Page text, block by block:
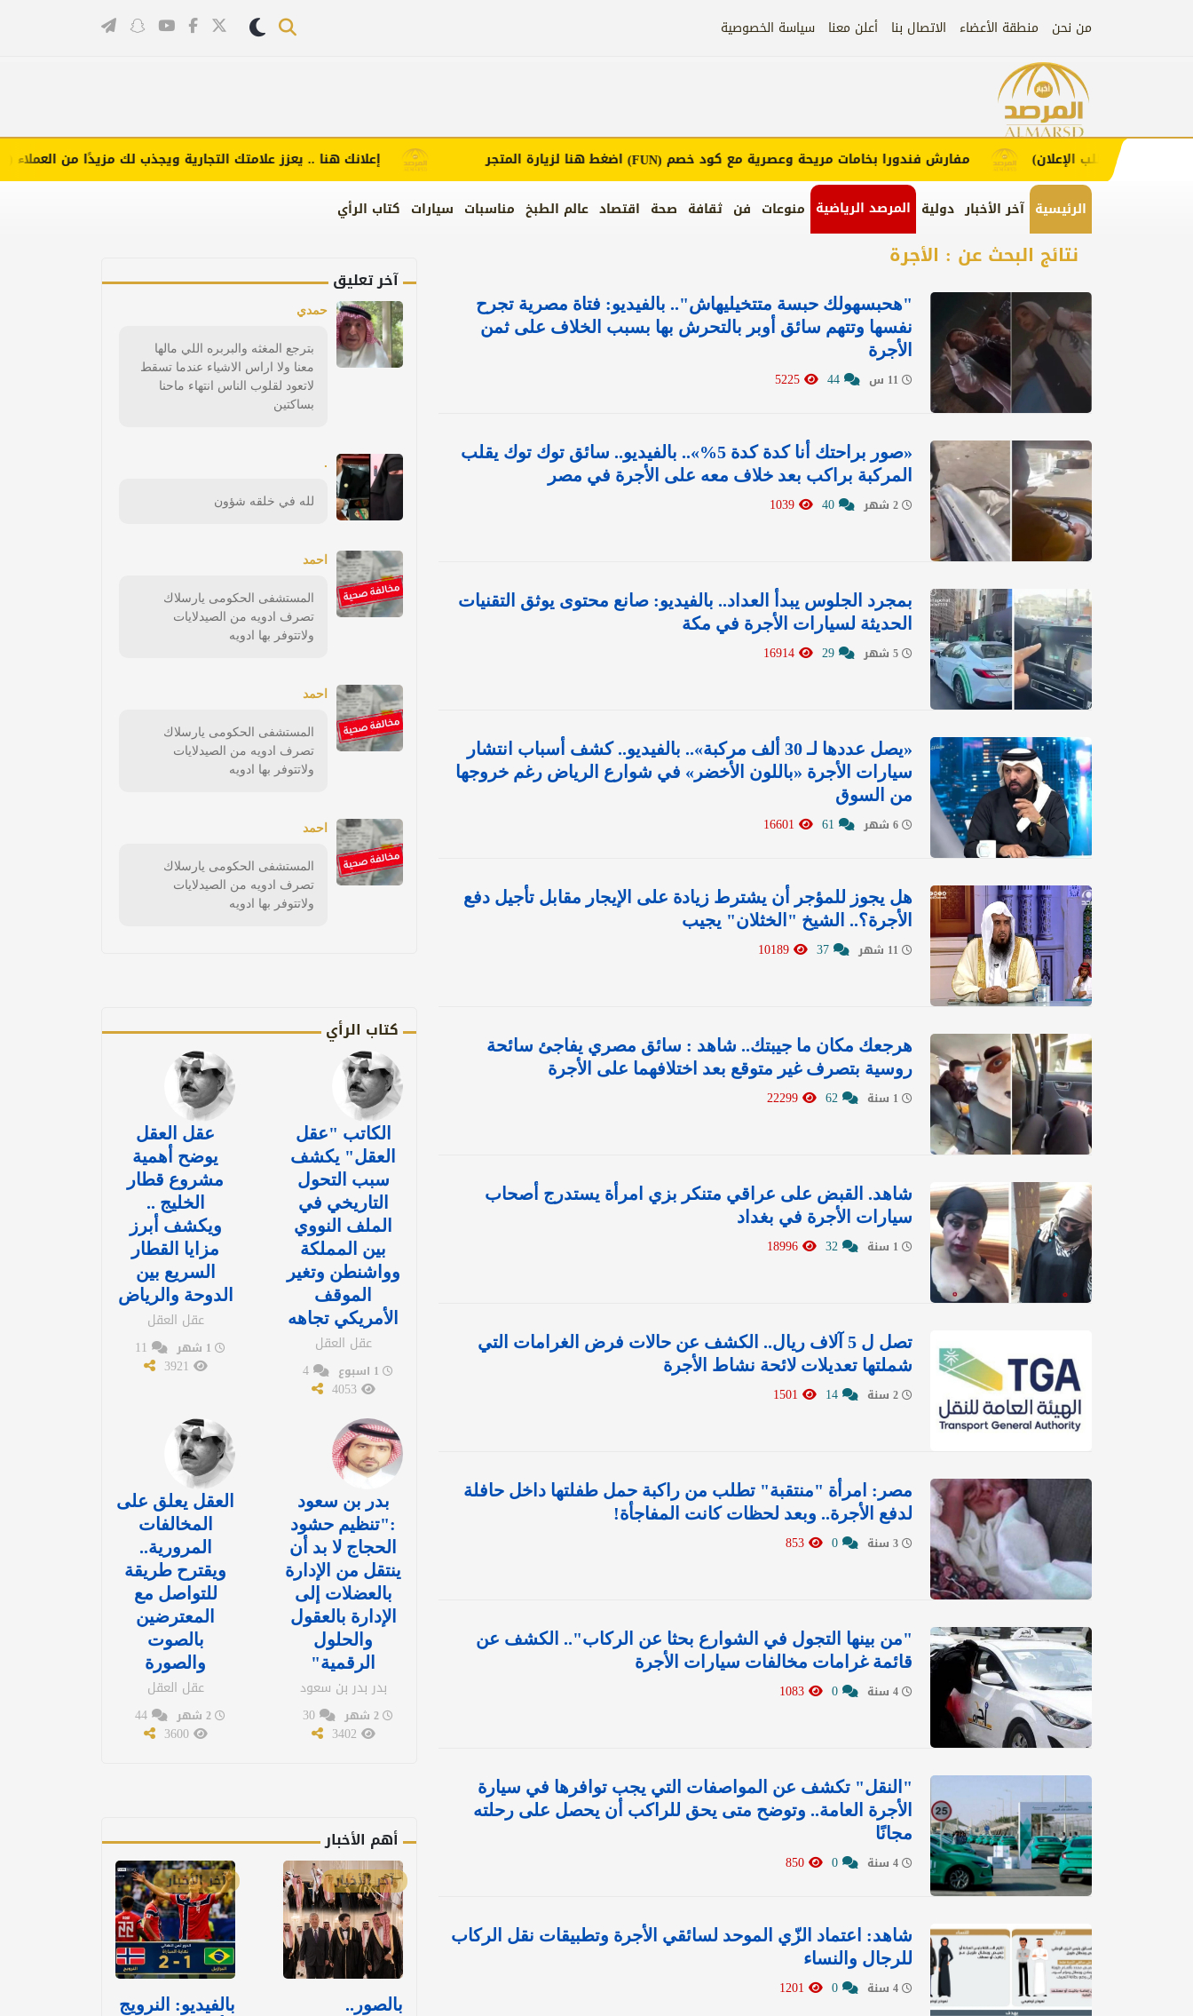
من نحن منطقة الأعضاء الاتصال بنا أعلن معنا سياسة الخصوصية
الرئيسية آخر الأخبار دولية المرصد الرياضية منوعات فن ثقافة صحة اقتصاد عالم الطبخ مناسبات سيارات كتاب الرأي
إعلانك هنا .. يعزز علامتك التجارية ويجذب لك مزيدًا من العملاء (اضغط مفارش فندورا بخامات مريحة وعصرية مع كود خصم(FUN)اضغط هنا لزيارة المتجر (اضغط لطلب الإعلان)
نتائج البحث عن : الأجرة
"هحبسهولك حبسة متتخيليهاش".. بالفيديو: فتاة مصرية تجرح
نفسها وتتهم سائق أوبر بالتحرش بها بسبب الخلاف على ثمن
الأجرة
«صور براحتك أنا كدة كدة 5%».. بالفيديو.. سائق توك توك يقلب
المركبة براكب بعد خلاف معه على الأجرة في مصر
بمجرد الجلوس يبدأ العداد.. بالفيديو: صانع محتوى يوثق التقنيات
الحديثة لسيارات الأجرة في مكة
«يصل عددها لـ 30 ألف مركبة».. بالفيديو.. كشف أسباب انتشار
سيارات الأجرة «باللون الأخضر» في شوارع الرياض رغم خروجها
من السوق
هل يجوز للمؤجر أن يشترط زيادة على الإيجار مقابل تأجيل دفع
الأجرة؟.. الشيخ "الخثلان" يجيب
هرجعك مكان ما جيبتك.. شاهد : سائق مصري يفاجئ سائحة
روسية بتصرف غير متوقع بعد اختلافهما على الأجرة
شاهد. القبض على عراقي متنكر بزي امرأة يستدرج أصحاب
سيارات الأجرة في ⁧‫بغداد
تصل ل 5 آلاف ريال.. الكشف عن حالات فرض الغرامات التي
شملتها تعديلات لائحة نشاط الأجرة
مصر: امرأة "منتقبة" تطلب من راكبة حمل طفلتها داخل حافلة
لدفع الأجرة.. وبعد لحظات كانت المفاجأة!
"من بينها التجول في الشوارع بحثا عن الركاب".. الكشف عن
قائمة غرامات مخالفات سيارات الأجرة
"النقل" تكشف عن المواصفات التي يجب توافرها في سيارة
الأجرة العامة.. وتوضح متى يحق للراكب أن يحصل على رحلته
مجانًا
شاهد: اعتماد الزّي الموحد لسائقي الأجرة وتطبيقات نقل الركاب
للرجال والنساء
آخر تعليق
حمدي
بترجع المغثه والبربره اللي مالها
معنا ولا اراس الاشياء عندما تسقط
لاتعود لقلوب الناس انتهاء ماحنا
بساكتين
.
لله في خلقه شؤون
احمد
المستشفى الحكومى يارسلاك
تصرف ادويه من الصيدلايات
ولاتتوفر بها ادويه
احمد
المستشفى الحكومى يارسلاك
تصرف ادويه من الصيدلايات
ولاتتوفر بها ادويه
احمد
المستشفى الحكومى يارسلاك
تصرف ادويه من الصيدلايات
ولاتتوفر بها ادويه
كتاب الرأي
الكاتب "عقل
العقل" يكشف
سبب التحول
التاريخي في
الملف النووي
بين المملكة
وواشنطن وتغير
الموقف
الأمريكي تجاهه
عقل العقل
4
4053
عقل العقل
يوضح أهمية
مشروع قطار
الخليج ..
ويكشف أبرز
مزايا القطار
السريع بين
الدوحة والرياض
عقل العقل
بدر بن سعود
:"تنظيم حشود
الحجاج لا بد أن
ينتقل من الإدارة
بالعضلات إلى
الإدارة بالعقول
والحلول
الرقمية"
بدر بدر بن سعود
2 شهر 30
العقل يعلق على
المخالفات
المرورية..
ويقترح طريقة
للتواصل مع
المعترضين
بالصوت
والصورة
عقل العقل
2 شهر 44
3600
أهم الأخبار
آخر الأخبار
بالصور..
آخر الأخبار
بالفيديو: ‏النرويج